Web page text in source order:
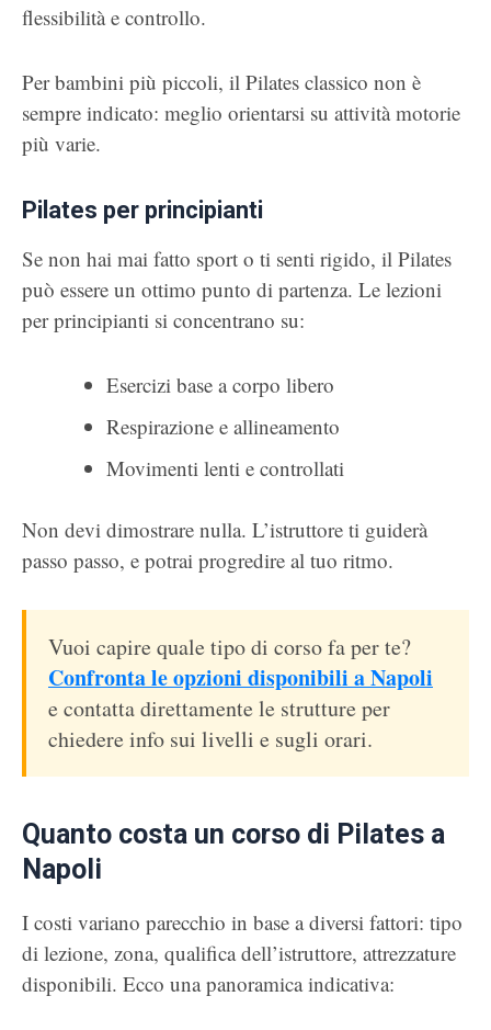
flessibilità e controllo.
Per bambini più piccoli, il Pilates classico non è
sempre indicato: meglio orientarsi su attività motorie
più varie.
Pilates per principianti
Se non hai mai fatto sport o ti senti rigido, il Pilates
può essere un ottimo punto di partenza. Le lezioni
per principianti si concentrano su:
Esercizi base a corpo libero
Respirazione e allineamento
Movimenti lenti e controllati
Non devi dimostrare nulla. L’istruttore ti guiderà
passo passo, e potrai progredire al tuo ritmo.
Vuoi capire quale tipo di corso fa per te?
Confronta le opzioni disponibili a Napoli
e contatta direttamente le strutture per
chiedere info sui livelli e sugli orari.
Quanto costa un corso di Pilates a
Napoli
I costi variano parecchio in base a diversi fattori: tipo
di lezione, zona, qualifica dell’istruttore, attrezzature
disponibili. Ecco una panoramica indicativa: